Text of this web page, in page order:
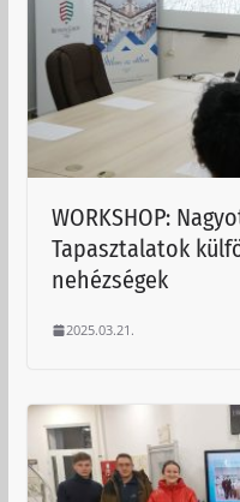
WORKSHOP:
Tapasztalatok
nehézségek
2025.03.21.